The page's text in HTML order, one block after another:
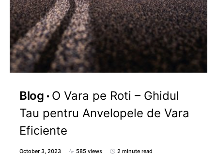
Blog
O Vara pe Roti – Ghidul
Tau pentru Anvelopele de Vara
Eficiente
October 3, 2023 585 views 2 minute read